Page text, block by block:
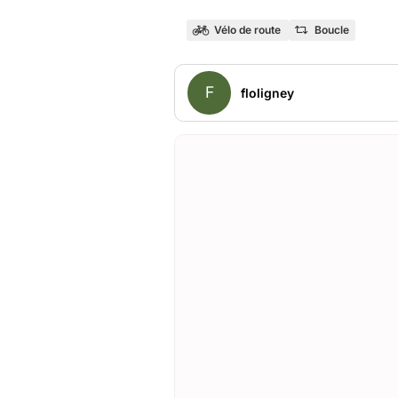
Vélo de route Boucle
F floligney